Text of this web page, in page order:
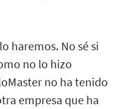
haremos. No sé si
no lo hizo
no ha tenido
empresa que ha